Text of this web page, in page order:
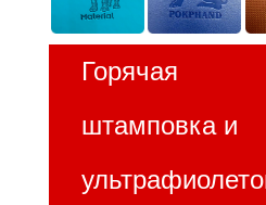
Горячая
штамповка и